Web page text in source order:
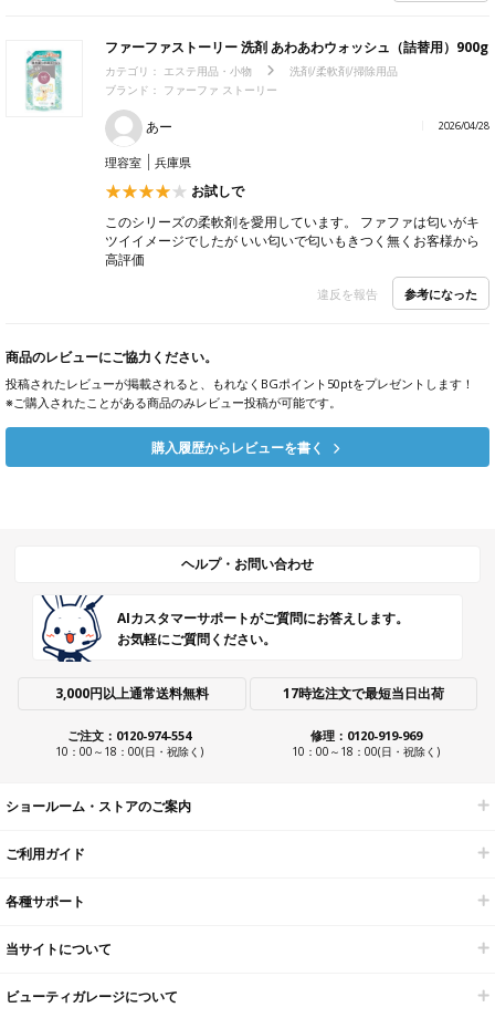
ファーファストーリー 洗剤 あわあわウォッシュ（詰替用）900g
カテゴリ： エステ用品・小物
洗剤/柔軟剤/掃除用品
ブランド： ファーファ ストーリー
あー 2026/04/28
理容室 兵庫県
お試しで
このシリーズの柔軟剤を愛用しています。 ファファは匂いがキ
ツイイメージでしたが いい匂いで匂いもきつく無くお客様から
高評価
違反を報告 参考になった
商品のレビューにご協力ください。
投稿されたレビューが掲載されると、もれなくBGポイント50ptをプレゼントします！
※ご購入されたことがある商品のみレビュー投稿が可能です。
購入履歴からレビューを書く
ヘルプ・お問い合わせ
AIカスタマーサポートがご質問にお答えします。
お気軽にご質問ください。
3,000円以上通常送料無料 17時迄注文で最短当日出荷
ご注文：0120-974-554
10：00～18：00(日・祝除く)
修理：0120-919-969
10：00～18：00(日・祝除く)
ショールーム・ストアのご案内
ご利用ガイド
各種サポート
当サイトについて
ビューティガレージについて